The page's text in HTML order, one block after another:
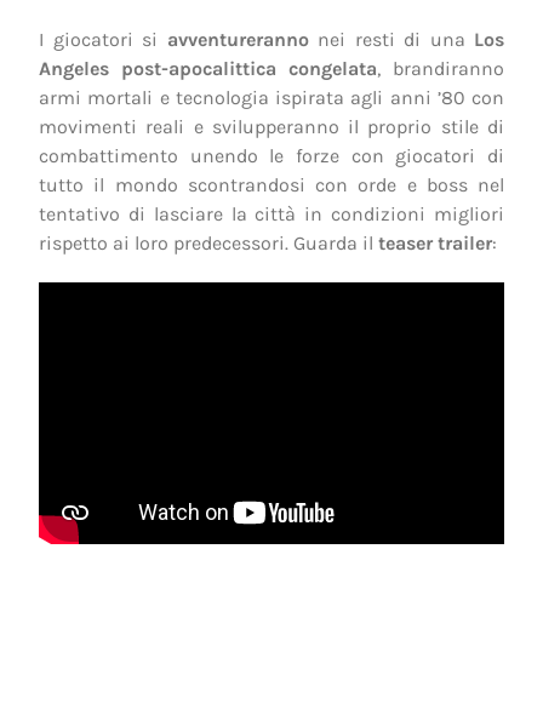
I giocatori si avventurerannonei resti di una Los
Angeles post-apocalittica congelata, brandiranno
armi mortali e tecnologia ispirata agli anni ’80 con
movimenti reali e svilupperanno il proprio stile di
combattimento unendo le forze con giocatori di
tutto il mondo scontrandosi con orde e boss nel
tentativo di lasciare la città in condizioni migliori
rispetto ai loro predecessori. Guarda il teaser trailer: